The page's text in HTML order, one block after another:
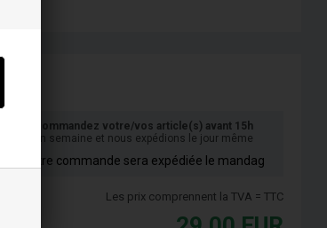
Commandez votre/vos article(s) avant 15h
en semaine et nous expédions le jour même
Votre commande sera expédiée le mandag
Les prix comprennent la TVA = TTC